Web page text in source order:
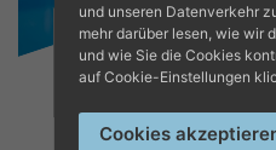
DR. DARÍO
MACHADO
RODRÍGUEZ
Gefäßchirurgie
und unseren Datenverkehr
mehr darüber lesen, wie wir
und wie Sie die Cookies
auf Cookie-Einstellungen
Cookies